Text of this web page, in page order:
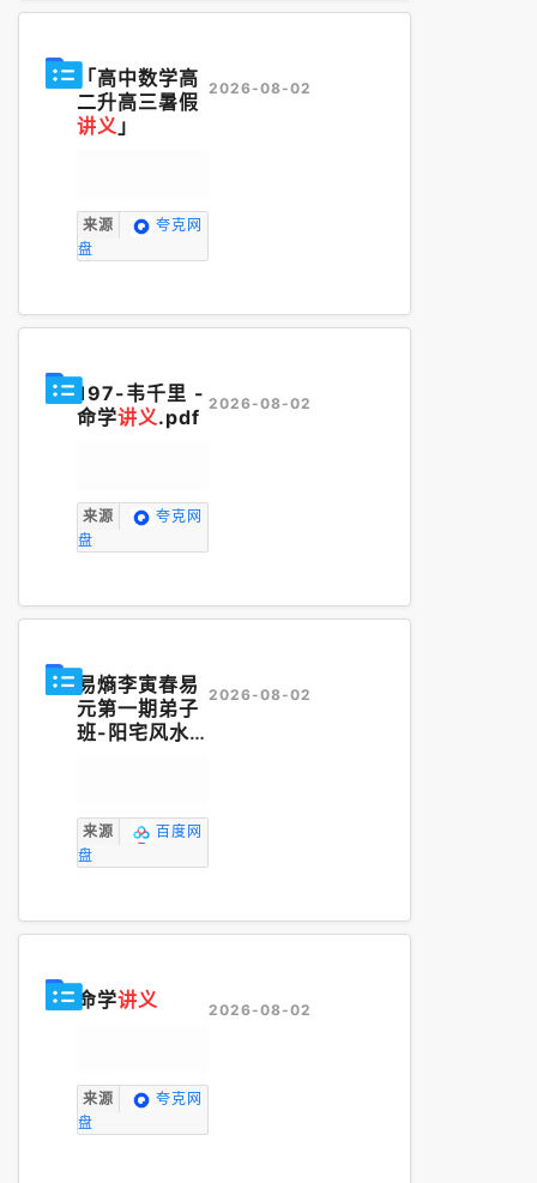
「高中数学高
二升高三暑假
讲义 」
来源
夸克网
盘
2026-08-02
197-韦千里 -
命学讲义.pdf
来源
夸克网
盘
2026-08-02
易熵李寅春易
元第一期弟子
班-阳宅风水
来源
百度网
盘
2026-08-02
命学讲义
来源
夸克网
盘
2026-08-02